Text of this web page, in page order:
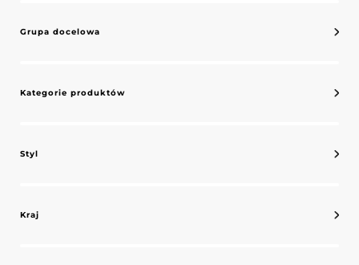
Grupa docelowa
Kategorie produktów
Styl
Kraj